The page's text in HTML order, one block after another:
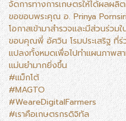
จัดการทางการเกษตรให้ได้ผลผ
ขอขอบพระคุณ อ. Prinya
โอกาสเข้ามาสำรวจและมีส่วนร่วม
ขอบคุณพี่ อัศวิน โรมประเสริฐ ที่ร่
แปลงทั้งหมดเพื่อไปทำแผนภาพส
แม่นยำมากยิ่งขึ้น
#แม็กโต้
#MAGTO
#WeareDigitalFarmers
#เราคือเกษตรกรดิจิทัล